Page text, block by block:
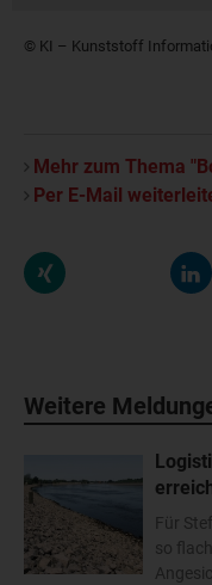
© KI – Kunststoff
Mehr zum Thema
Per E-Mail
Weitere
Für
so